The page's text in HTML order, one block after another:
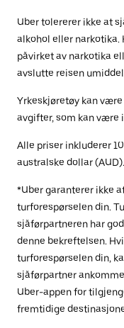
Uber tolererer ikke at
alkohol eller narkotika.
påvirket av narkotika
avslutte reisen
Yrkeskjøretøy kan
avgifter, som kan være
Alle priser inkluderer
australske dollar (AUD).
*Uber garanterer ikke
turforespørselen din.
sjåførpartneren har
denne bekreftelsen.
turforespørselen din,
sjåførpartner
Uber-appen for
fremtidige